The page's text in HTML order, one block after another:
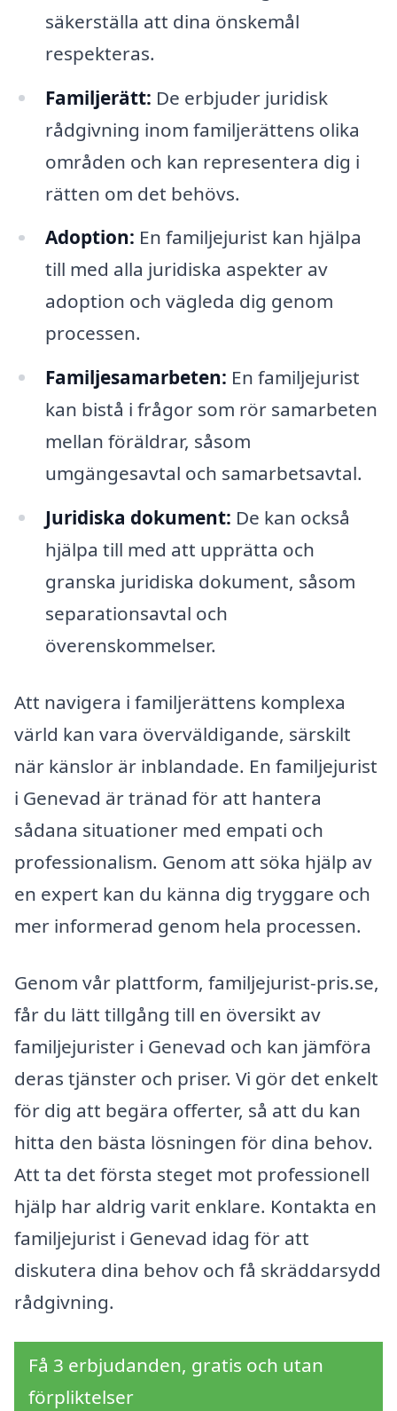
säkerställa att dina önskemål
respekteras.
Familjerätt: De erbjuder juridisk
rådgivning inom familjerättens olika
områden och kan representera dig i
rätten om det behövs.
Adoption: En familjejurist kan hjälpa
till med alla juridiska aspekter av
adoption och vägleda dig genom
processen.
Familjesamarbeten: En familjejurist
kan bistå i frågor som rör samarbeten
mellan föräldrar, såsom
umgängesavtal och samarbetsavtal.
Juridiska dokument: De kan också
hjälpa till med att upprätta och
granska juridiska dokument, såsom
separationsavtal och
överenskommelser.
Att navigera i familjerättens komplexa
värld kan vara överväldigande, särskilt
när känslor är inblandade. En familjejurist
i Genevad är tränad för att hantera
sådana situationer med empati och
professionalism. Genom att söka hjälp av
en expert kan du känna dig tryggare och
mer informerad genom hela processen.
Genom vår plattform, familjejurist-pris.se,
får du lätt tillgång till en översikt av
familjejurister i Genevad och kan jämföra
deras tjänster och priser. Vi gör det enkelt
för dig att begära offerter, så att du kan
hitta den bästa lösningen för dina behov.
Att ta det första steget mot professionell
hjälp har aldrig varit enklare. Kontakta en
familjejurist i Genevad idag för att
diskutera dina behov och få skräddarsydd
rådgivning.
Få 3 erbjudanden, gratis och utan
förpliktelser